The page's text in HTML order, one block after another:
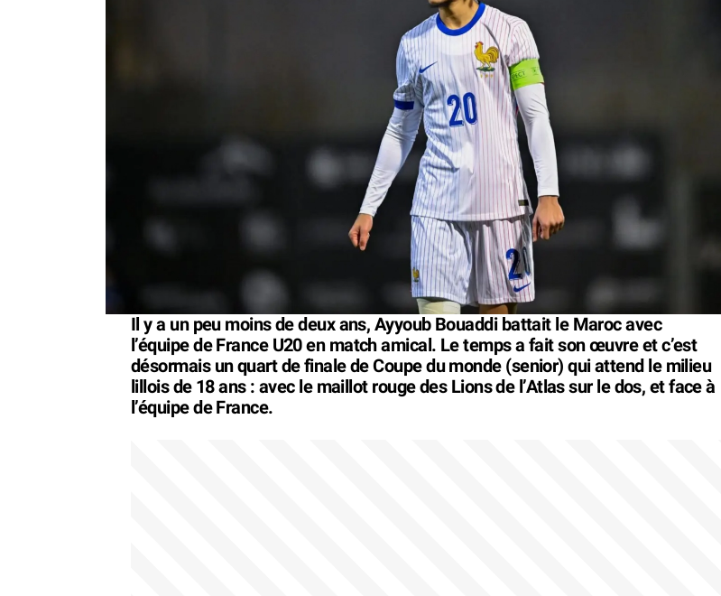
Il y a un peu moins de deux ans, Ayyoub Bouaddi battait le Maroc avec
l’équipe de France U20 en match amical. Le temps a fait son œuvre et c’est
désormais un quart de finale de Coupe du monde (senior) qui attend le milieu
lillois de 18 ans : avec le maillot rouge des Lions de l’Atlas sur le dos, et face à
l’équipe de France.